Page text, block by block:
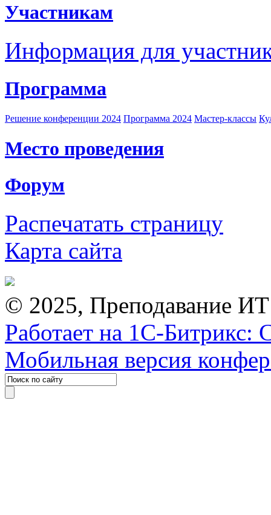
Участникам
Информация для
Программа
Решение конференции 2024 Программа 2024 Мастер-классы
Место проведения
Форум
Распечатать страницу
Карта сайта
© 2025, Преподавание
Работает на 1С-Битрикс:
Мобильная версия